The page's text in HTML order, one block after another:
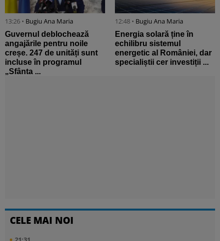
13:26 • Bugiu ⁠Ana Maria
Guvernul deblochează
angajările pentru noile
creșe. 247 de unități sunt
incluse în programul
„Sfânta ...
12:48 • Bugiu ⁠Ana Maria
Energia solară ține în
echilibru sistemul
energetic al României, dar
specialiștii cer investiții ...
CELE MAI NOI